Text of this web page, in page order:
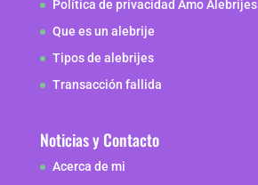
Política de privacidad Amo Alebrijes
Que es un alebrije
Tipos de alebrijes
Transacción fallida
Noticias y Contacto
Acerca de mi